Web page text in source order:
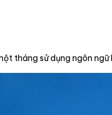
tháng sử dụng ngôn ngữ